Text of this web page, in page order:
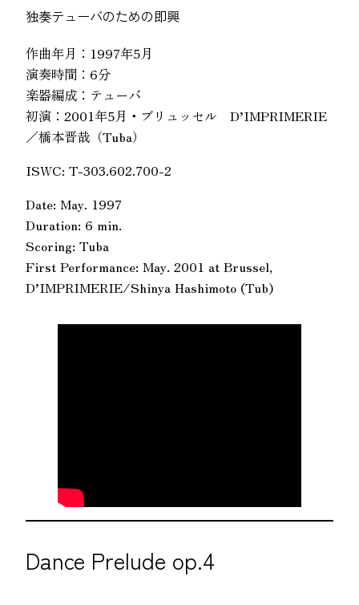
独奏テューバのための即興
作曲年月：1997年5月
演奏時間：6分
楽器編成：テューバ
初演：2001年5月・ブリュッセル D’IMPRIMERIE
／橋本晋哉（Tuba）
ISWC: T-303.602.700-2
Date: May. 1997
Duration: 6 min.
Scoring: Tuba
First Performance: May. 2001 at Brussel,
D’IMPRIMERIE/Shinya Hashimoto (Tub)
Dance Prelude op.4